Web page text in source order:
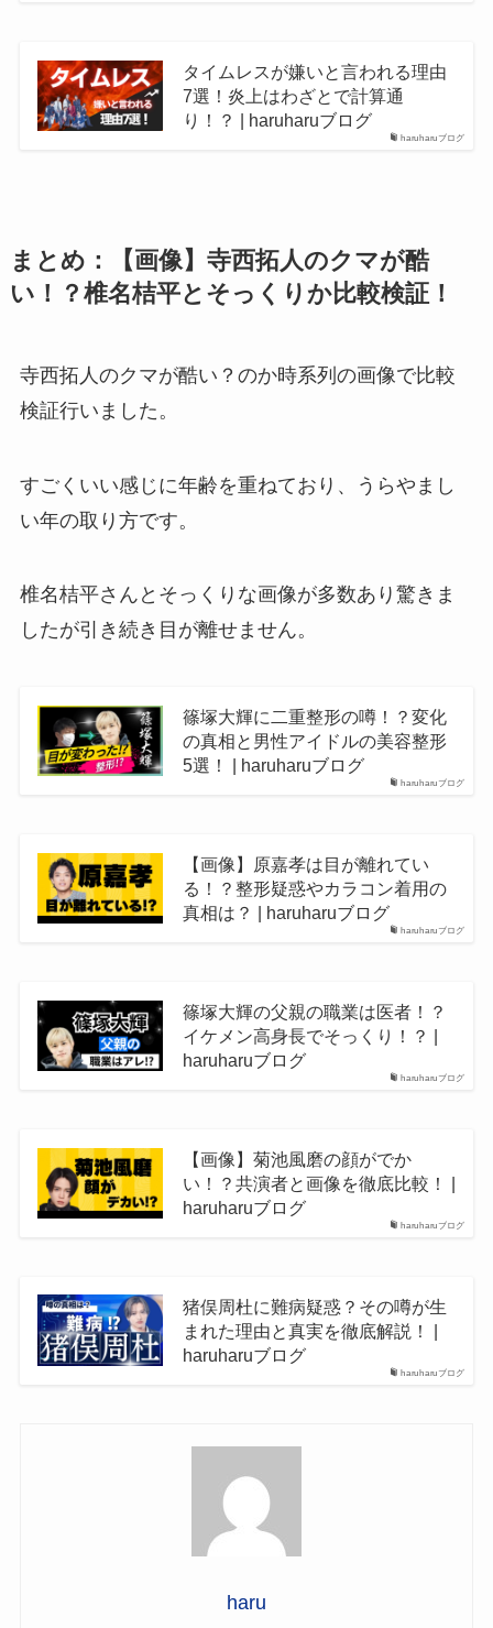
haruharuブログ
タイムレスが嫌いと言われる理由
7選！炎上はわざとで計算通
り！？ | haruharuブログ
まとめ：【画像】寺西拓人のクマが酷
い！？椎名桔平とそっくりか比較検証！
寺西拓人のクマが酷い？のか時系列の画像で比較
検証行いました。
すごくいい感じに年齢を重ねており、うらやまし
い年の取り方です。
椎名桔平さんとそっくりな画像が多数あり驚きま
したが引き続き目が離せません。
haruharuブログ
篠塚大輝に二重整形の噂！？変化
の真相と男性アイドルの美容整形
5選！ | haruharuブログ
haruharuブログ
【画像】原嘉孝は目が離れてい
る！？整形疑惑やカラコン着用の
真相は？ | haruharuブログ
haruharuブログ
篠塚大輝の父親の職業は医者！？
イケメン高身長でそっくり！？ |
haruharuブログ
haruharuブログ
【画像】菊池風磨の顔がでか
い！？共演者と画像を徹底比較！ |
haruharuブログ
haruharuブログ
猪俣周杜に難病疑惑？その噂が生
まれた理由と真実を徹底解説！ |
haruharuブログ
haru